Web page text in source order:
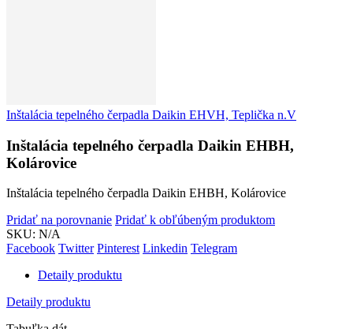
Inštalácia tepelného čerpadla Daikin EHVH, Teplička n.V
Inštalácia tepelného čerpadla Daikin EHBH,
Kolárovice
Inštalácia tepelného čerpadla Daikin EHBH, Kolárovice
Pridať na porovnanie Pridať k obľúbeným produktom
SKU: N/A
Facebook Twitter Pinterest Linkedin Telegram
Detaily produktu
Detaily produktu